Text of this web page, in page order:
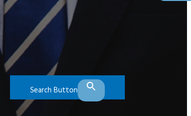
Search Button